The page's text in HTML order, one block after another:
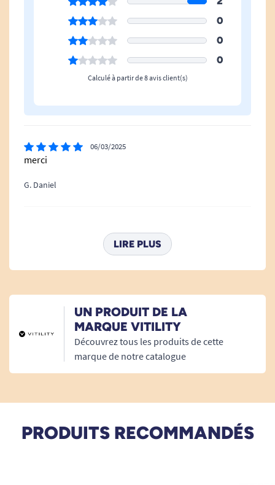
0
0
0
Calculé à partir de 8 avis client(s)
06/03/2025
merci
G. Daniel
Conforme a la description donc satisfait
30/01/2023
conforme à me besoins
A. Anonymous
Tres utile
A. Anonymous
LIRE PLUS
UN PRODUIT DE LA
MARQUE VITILITY
Découvrez tous les produits de cette
marque de notre catalogue
PRODUITS RECOMMANDÉS